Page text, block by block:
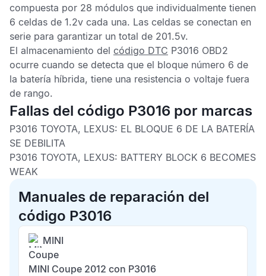
compuesta por 28 módulos que individualmente tienen
6 celdas de 1.2v cada una. Las celdas se conectan en
serie para garantizar un total de 201.5v.
El almacenamiento del código DTC P3016 OBD2
ocurre cuando se detecta que el bloque número 6 de
la batería híbrida, tiene una resistencia o voltaje fuera
de rango.
Fallas del código P3016 por marcas
P3016 TOYOTA, LEXUS: EL BLOQUE 6 DE LA BATERÍA
SE DEBILITA
P3016 TOYOTA, LEXUS: BATTERY BLOCK 6 BECOMES
WEAK
Manuales de reparación del
código P3016
MINI
Coupe
MINI Coupe 2012 con P3016